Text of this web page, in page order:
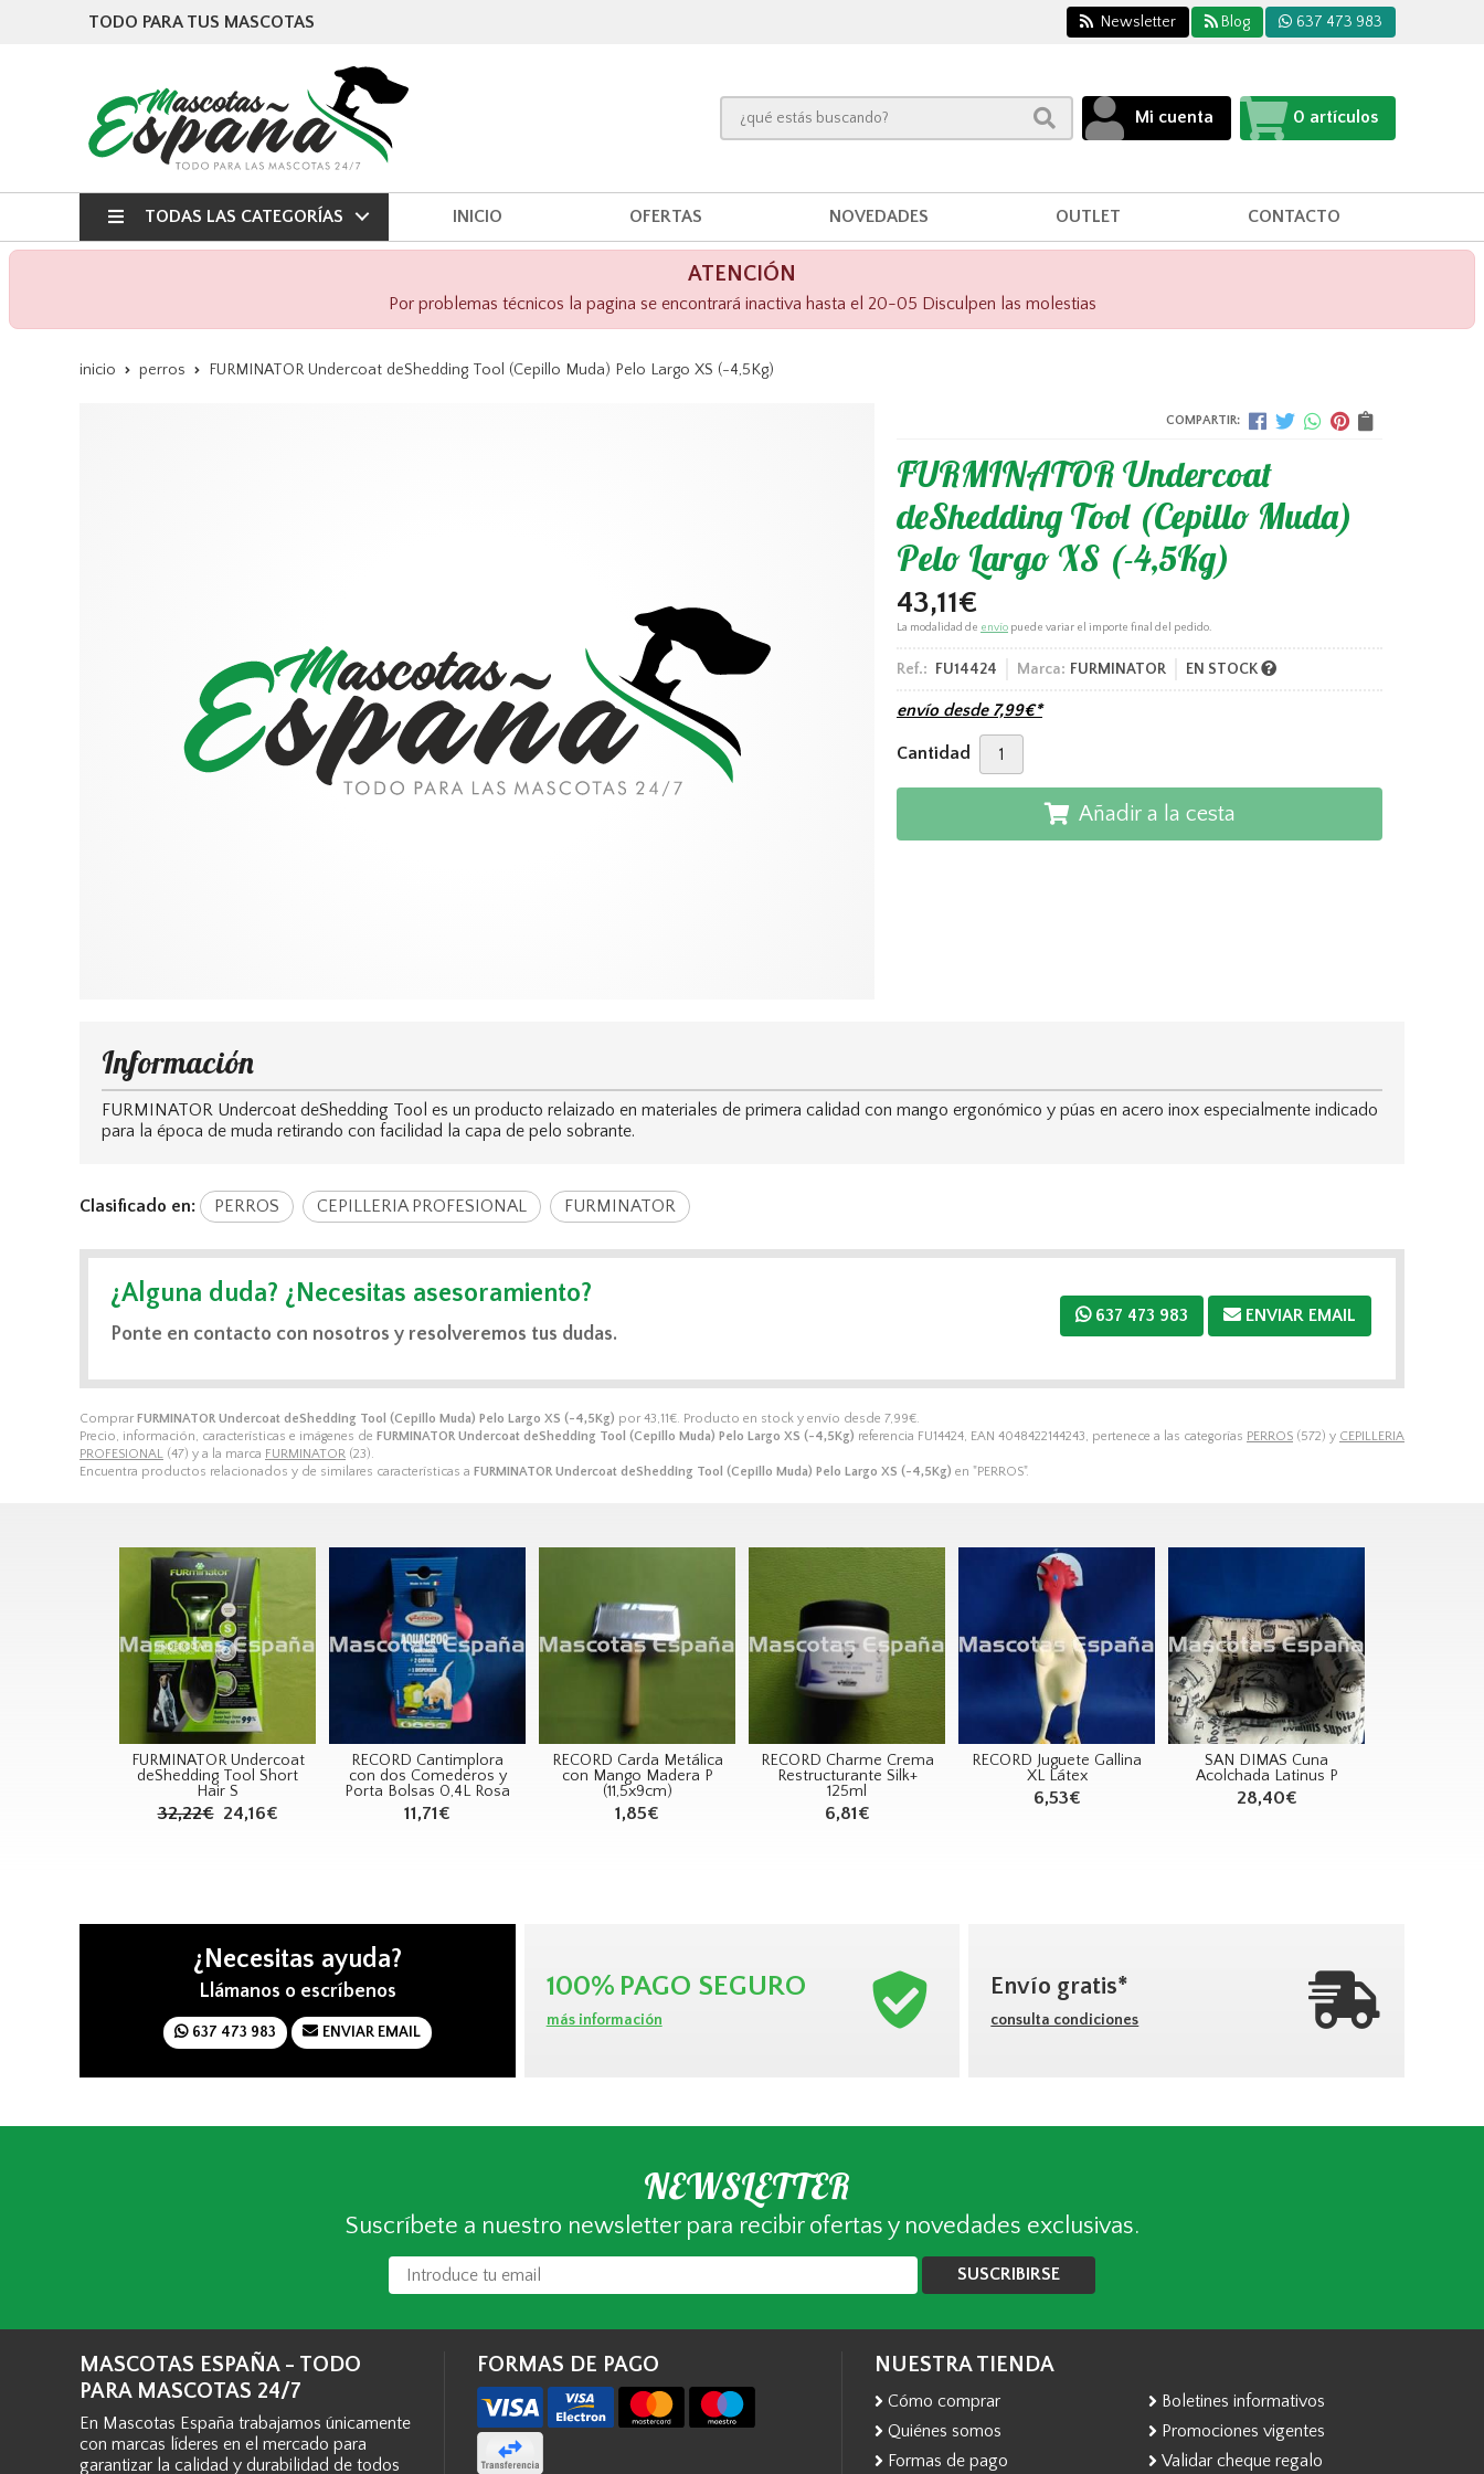
TODO PARA TUS MASCOTAS Newsletter Blog 637 473 983
Mi cuenta 0 artículos
TODAS LAS CATEGORÍAS INICIO OFERTAS NOVEDADES OUTLET CONTACTO
ATENCIÓN
Por problemas técnicos la pagina se encontrará inactiva hasta el 20-05 Disculpen las molestias
inicio perros FURMINATOR Undercoat deShedding Tool (Cepillo Muda) Pelo Largo XS (-4,5Kg)
COMPARTIR:
FURMINATOR Undercoat
deShedding Tool (Cepillo Muda)
Pelo Largo XS (-4,5Kg)
43,11€
La modalidad de envío puede variar el importe final del pedido.
Ref.: FU14424 Marca: FURMINATOR EN STOCK
envío desde 7,99€*
Cantidad
Añadir a la cesta
Comprar FURMINATOR Undercoat deShedding Tool (Cepillo Muda) Pelo Largo XS (-4,5Kg) por 43,11€. Producto en stock y envío desde 7,99€.
Precio, información, características e imágenes de FURMINATOR Undercoat deShedding Tool (Cepillo Muda) Pelo Largo XS (-4,5Kg) referencia FU14424, EAN 4048422144243, pertenece a las categorías PERROS (572) y CEPILLERIA
PROFESIONAL (47) y a la marca FURMINATOR (23).
Encuentra productos relacionados y de similares características a FURMINATOR Undercoat deShedding Tool (Cepillo Muda) Pelo Largo XS (-4,5Kg) en "PERROS".
Información
FURMINATOR Undercoat deShedding Tool es un producto relaizado en materiales de primera calidad con mango ergonómico y púas en acero inox especialmente indicado
para la época de muda retirando con facilidad la capa de pelo sobrante.
Clasificado en: PERROS CEPILLERIA PROFESIONAL FURMINATOR
¿Alguna duda? ¿Necesitas asesoramiento?
Ponte en contacto con nosotros y resolveremos tus dudas.
637 473 983 ENVIAR EMAIL
FURMINATOR Undercoat
deShedding Tool Short
Hair S
32,22€ 24,16€
RECORD Cantimplora
con dos Comederos y
Porta Bolsas 0,4L Rosa
11,71€
RECORD Carda Metálica
con Mango Madera P
(11,5x9cm)
1,85€
RECORD Charme Crema
Restructurante Silk+
125ml
6,81€
RECORD Juguete Gallina
XL Látex
6,53€
SAN DIMAS Cuna
Acolchada Latinus P
28,40€
¿Necesitas ayuda?
Llámanos o escríbenos
637 473 983 ENVIAR EMAIL
100% PAGO SEGURO
más información
Envío gratis*
consulta condiciones
NEWSLETTER
Suscríbete a nuestro newsletter para recibir ofertas y novedades exclusivas.
SUSCRIBIRSE
MASCOTAS ESPAÑA - TODO
PARA MASCOTAS 24/7
En Mascotas España trabajamos únicamente
con marcas líderes en el mercado para
garantizar la calidad y durabilidad de todos
FORMAS DE PAGO NUESTRA TIENDA
Cómo comprar
Quiénes somos
Formas de pago
Boletines informativos
Promociones vigentes
Validar cheque regalo